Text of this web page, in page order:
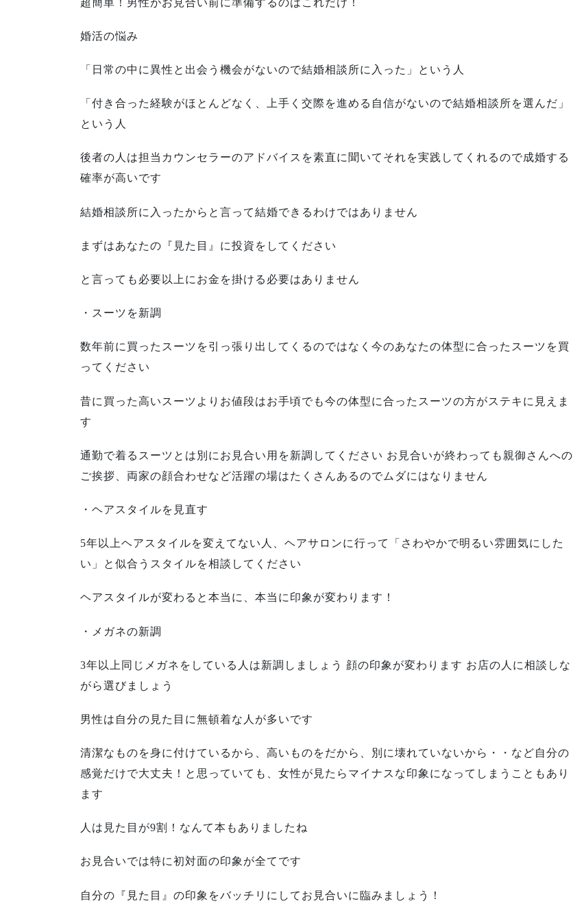
婚活の悩み
「日常の中に異性と出会う機会がないので結婚相談所に入った」という人
「付き合った経験がほとんどなく、上手く交際を進める自信がないので結婚相談所を選んだ」
という人
後者の人は担当カウンセラーのアドバイスを素直に聞いてそれを実践してくれるので成婚する
確率が高いです
結婚相談所に入ったからと言って結婚できるわけではありません
まずはあなたの『見た目』に投資をしてください
と言っても必要以上にお金を掛ける必要はありません
・スーツを新調
数年前に買ったスーツを引っ張り出してくるのではなく今のあなたの体型に合ったスーツを買
ってください
昔に買った高いスーツよりお値段はお手頃でも今の体型に合ったスーツの方がステキに見えま
す
通勤で着るスーツとは別にお見合い用を新調してください お見合いが終わっても親御さんへの
ご挨拶、両家の顔合わせなど活躍の場はたくさんあるのでムダにはなりません
・ヘアスタイルを見直す
5年以上ヘアスタイルを変えてない人、ヘアサロンに行って「さわやかで明るい雰囲気にした
い」と似合うスタイルを相談してください
ヘアスタイルが変わると本当に、本当に印象が変わります！
・メガネの新調
3年以上同じメガネをしている人は新調しましょう 顔の印象が変わります お店の人に相談しな
がら選びましょう
男性は自分の見た目に無頓着な人が多いです
清潔なものを身に付けているから、高いものをだから、別に壊れていないから・・など自分の
感覚だけで大丈夫！と思っていても、女性が見たらマイナスな印象になってしまうこともあり
ます
人は見た目が9割！なんて本もありましたね
お見合いでは特に初対面の印象が全てです
自分の『見た目』の印象をバッチリにしてお見合いに臨みましょう！